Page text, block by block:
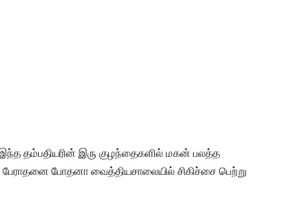
தம்பதியரின் இரு குழந்தைகளில் மகன் பலத்த
போதனா வைத்தியசாலையில் சிகிச்சை பெற்று